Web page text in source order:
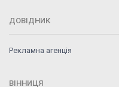
ДОВІДНИК
Рекламна агенція
ВІННИЦЯ